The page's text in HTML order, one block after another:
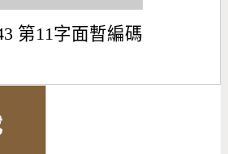
第11字面暫編碼